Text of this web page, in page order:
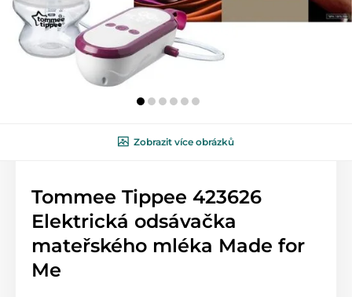
Zobrazit více obrázků
Tommee Tippee 423626
Elektrická odsávačka
mateřského mléka Made for
Me